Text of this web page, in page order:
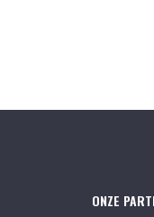
ONZE